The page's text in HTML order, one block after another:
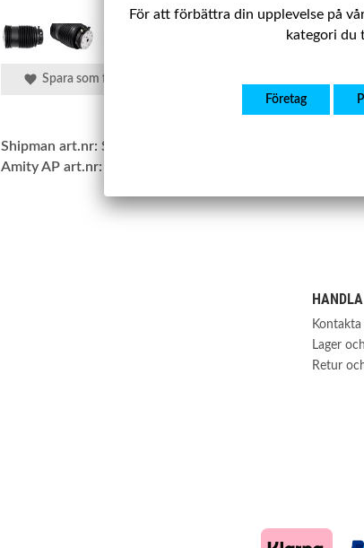
Spara som favorit
Shipman art.nr: SBLF362
Amity AP art.nr:
HANDLA
Kontakta
Lager
Retur
För att förbättra din upplevelse på
kategori du
Företag